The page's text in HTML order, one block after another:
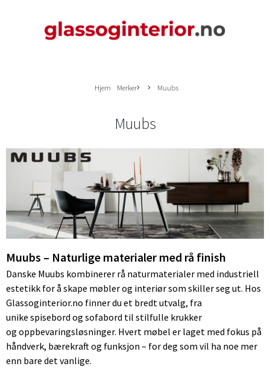
Hjem Merker Muubs
Muubs
Muubs – Naturlige materialer med rå finish
Danske Muubs kombinerer rå naturmaterialer med industriell
estetikk for å skape møbler og interiør som skiller seg ut. Hos
Glassoginterior.no finner du et bredt utvalg, fra
unike spisebord og sofabord til stilfulle krukker
og oppbevaringsløsninger. Hvert møbel er laget med fokus på
håndverk, bærekraft og funksjon – for deg som vil ha noe mer
enn bare det vanlige.